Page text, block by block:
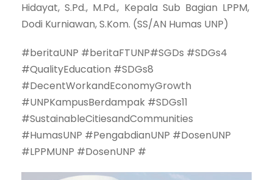
Hidayat, S.Pd., M.Pd., Kepala Sub Bagian LPPM,
Dodi Kurniawan, S.Kom. (SS/AN Humas UNP)
#beritaUNP #beritaFTUNP#SGDs #SDGs4
#QualityEducation #SDGs8
#DecentWorkandEconomyGrowth
#UNPKampusBerdampak #SDGs11
#SustainableCitiesandCommunities
#HumasUNP #PengabdianUNP #DosenUNP
#LPPMUNP #DosenUNP #